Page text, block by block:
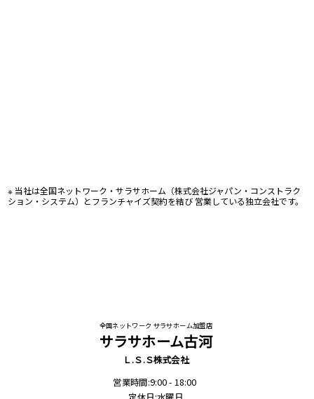
※ 当社は全国ネットワーク・サラサホーム（株式会社ジャパン・コンストラク
ション・システム）とフランチャイズ契約を結び 営業している独立会社です。
全国ネットワーク サラサホーム加盟店
サラサホーム古河
Ｌ.Ｓ.Ｓ株式会社
営業時間:9:00 - 18:00